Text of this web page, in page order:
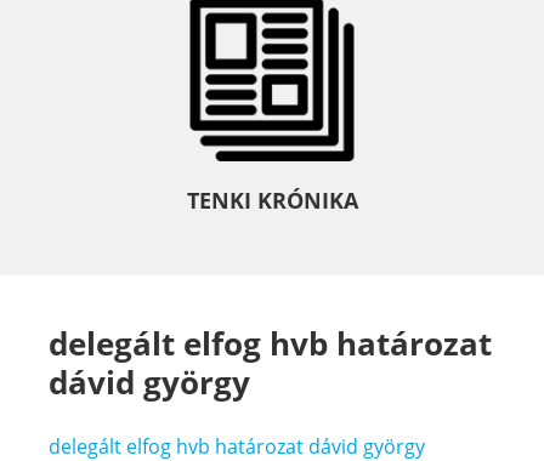
TENKI KRÓNIKA
delegált elfog hvb határozat
dávid györgy
delegált elfog hvb határozat dávid györgy